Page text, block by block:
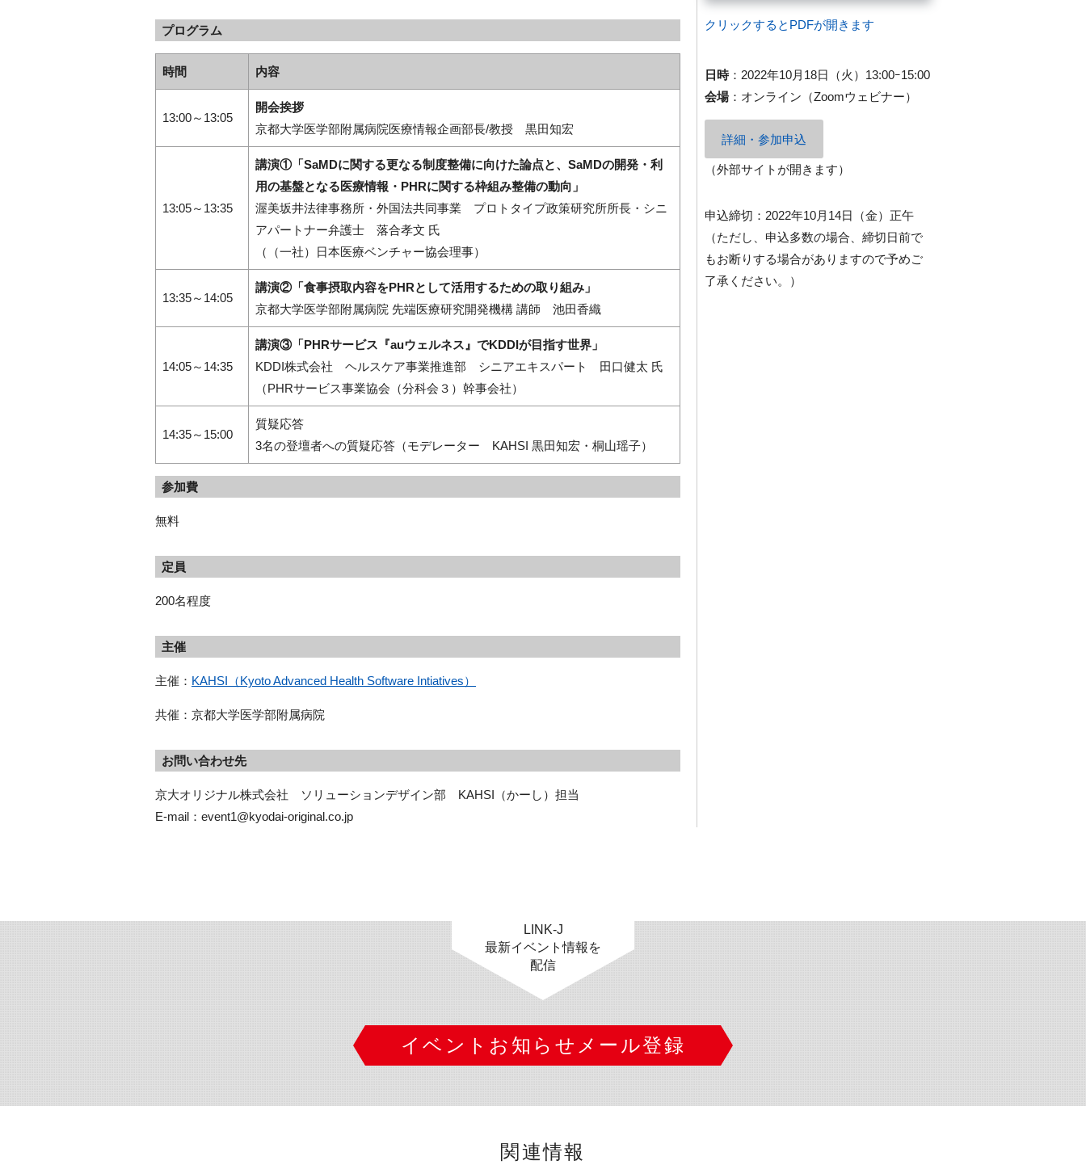
プログラム
時間 内容
13:00～13:05
開会挨拶
京都大学医学部附属病院医療情報企画部長/教授 黒田知宏
13:05～13:35
講演①「SaMDに関する更なる制度整備に向けた論点と、SaMDの開発・利
用の基盤となる医療情報・PHRに関する枠組み整備の動向 」
渥美坂井法律事務所・外国法共同事業 プロトタイプ政策研究所所長・シニ
アパートナー弁護士 落合孝文 氏
（（一社）日本医療ベンチャー協会理事）
13:35～14:05
講演②「食事摂取内容をPHRとして活用するための取り組み」
京都大学医学部附属病院 先端医療研究開発機構 講師 池田香織
14:05～14:35
講演③「PHRサービス『auウェルネス』でKDDIが目指す世界」
KDDI株式会社 ヘルスケア事業推進部 シニアエキスパート 田口健太 氏
（PHRサービス事業協会（分科会３）幹事会社）
14:35～15:00
質疑応答
3名の登壇者への質疑応答（モデレーター KAHSI 黒田知宏・桐山瑶子）
参加費
無料
定員
200名程度
主催
主催： KAHSI（Kyoto Advanced Health Software Intiatives）
共催：京都大学医学部附属病院
お問い合わせ先
京大オリジナル株式会社　ソリューションデザイン部　KAHSI（かーし）担当
E-mail：event1@kyodai-original.co.jp
クリックするとPDFが開きます
日時： 2022年10月18日（火）13:00ｰ15:00
会場： オンライン（Zoomウェビナー）
詳細・参加申込
（外部サイトが開きます）
申込締切：2022年10月14日（金）正午
（ただし、申込多数の場合、締切日前で
もお断りする場合がありますので予めご
了承ください。）
LINK-J
最新イベント情報を
配信
イベントお知らせメール登録
関連情報